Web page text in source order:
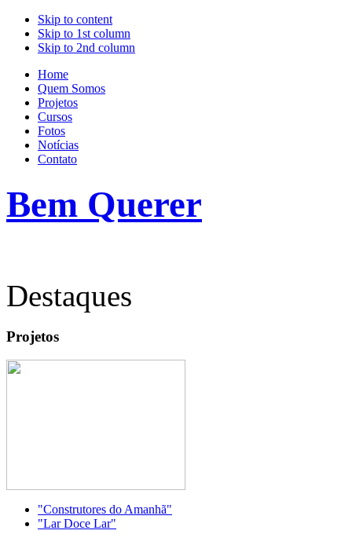
Skip to content
Skip to 1st column
Skip to 2nd column
Home
Quem Somos
Projetos
Cursos
Fotos
Notícias
Contato
Bem Querer
Destaques
Projetos
"Construtores do Amanhã"
"Lar Doce Lar"